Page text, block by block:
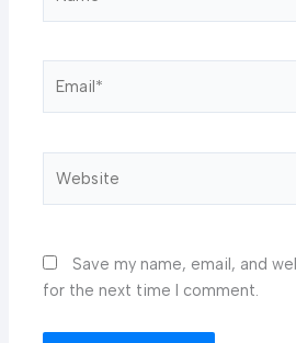
Save my name, email, and
for the next time I comment.